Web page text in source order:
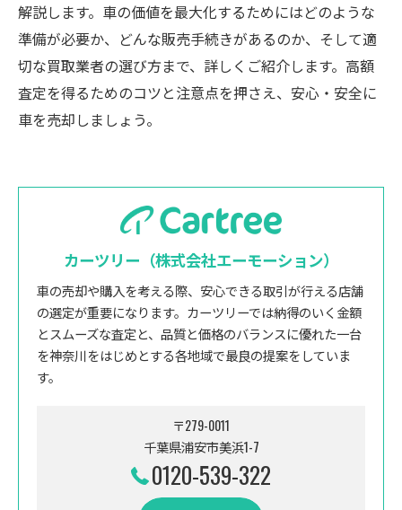
解説します。車の価値を最大化するためにはどのような
準備が必要か、どんな販売手続きがあるのか、そして適
切な買取業者の選び方まで、詳しくご紹介します。高額
査定を得るためのコツと注意点を押さえ、安心・安全に
車を売却しましょう。
カーツリー（株式会社エーモーション）
車の売却や購入を考える際、安心できる取引が行える店舗
の選定が重要になります。カーツリーでは納得のいく金額
とスムーズな査定と、品質と価格のバランスに優れた一台
を神奈川をはじめとする各地域で最良の提案をしていま
す。
〒279-0011
千葉県浦安市美浜1-7
0120-539-322